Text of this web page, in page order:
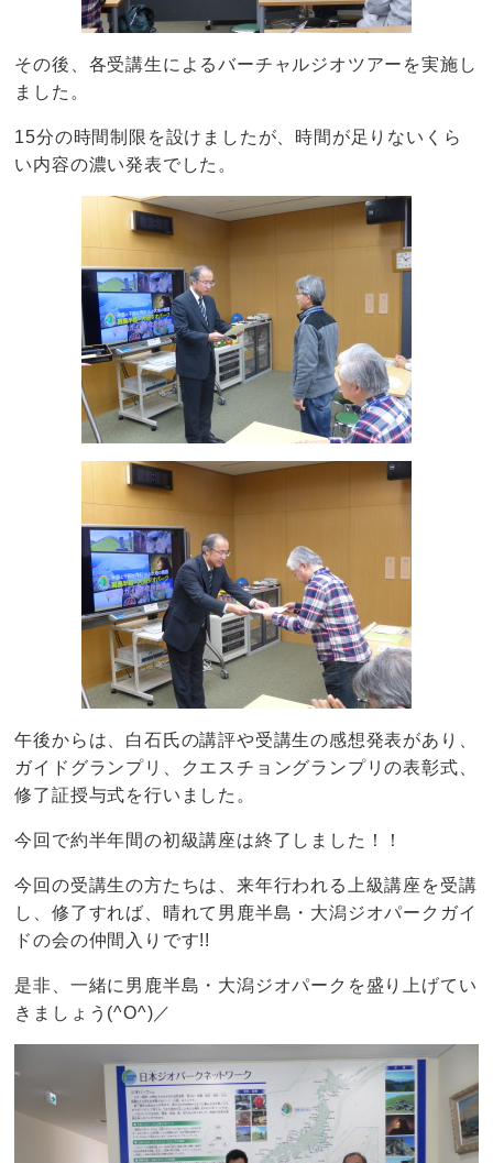
その後、各受講生によるバーチャルジオツアーを実施し
ました。
15分の時間制限を設けましたが、時間が足りないくら
い内容の濃い発表でした。
午後からは、白石氏の講評や受講生の感想発表があり、
ガイドグランプリ、クエスチョングランプリの表彰式、
修了証授与式を行いました。
今回で約半年間の初級講座は終了しました！！
今回の受講生の方たちは、来年行われる上級講座を受講
し、修了すれば、晴れて男鹿半島・大潟ジオパークガイ
ドの会の仲間入りです!!
是非、一緒に男鹿半島・大潟ジオパークを盛り上げてい
きましょう(^O^)／